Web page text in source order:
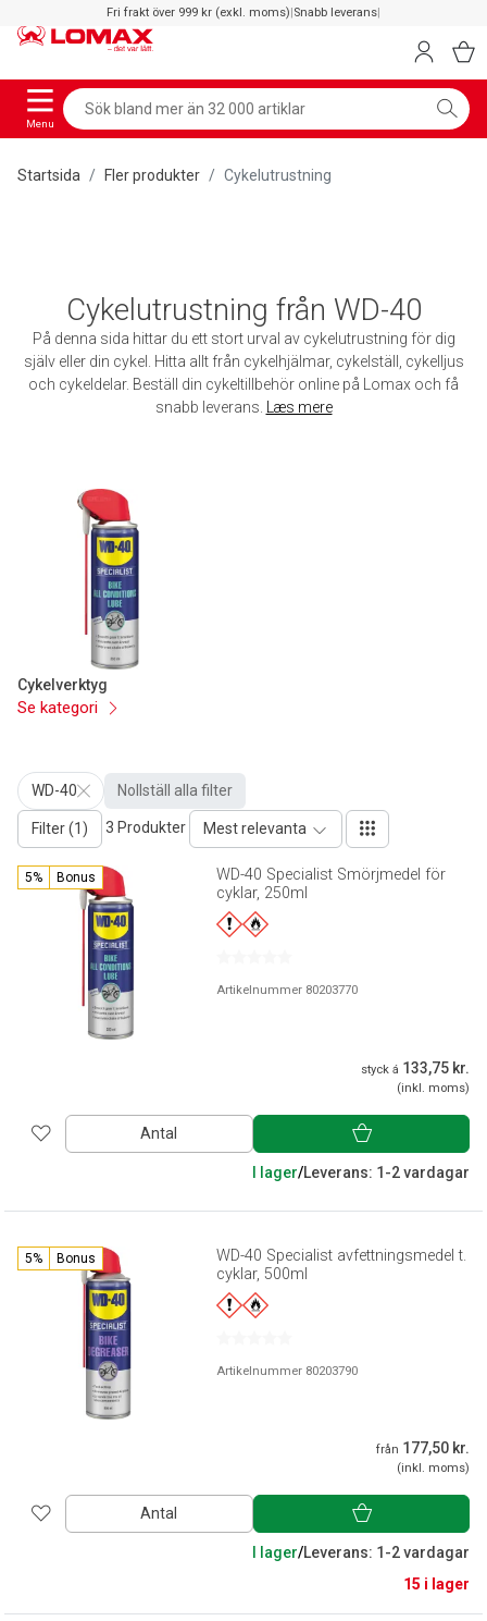
Fri frakt över 999 kr (exkl. moms)|Snabb leverans|
Menu
Startsida Fler produkter Cykelutrustning
Cykelutrustning från WD-40
På denna sida hittar du ett stort urval av cykelutrustning för dig
själv eller din cykel. Hitta allt från cykelhjälmar, cykelställ, cykelljus
och cykeldelar. Beställ din cykeltillbehör online på Lomax och få
snabb leverans.
Læs mere
Cykelverktyg
Se kategori
WD-40 Nollställ alla filter
Filter (1) 3 Produkter Mest relevanta
5% Bonus
WD-40 Specialist Smörjmedel för
cyklar, 250ml
Artikelnummer 80203770
styck á 133,75 kr.
(inkl. moms)
Antal
I lager/Leverans: 1-2 vardagar
5% Bonus
WD-40 Specialist avfettningsmedel t.
cyklar, 500ml
Artikelnummer 80203790
från 177,50 kr.
(inkl. moms)
Antal
I lager/Leverans: 1-2 vardagar
15 i lager